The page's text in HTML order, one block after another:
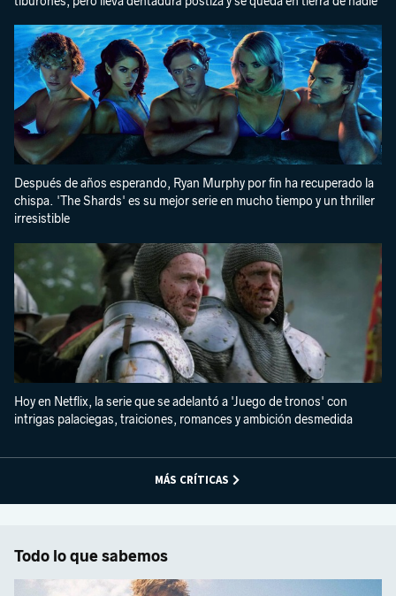
Después de años esperando, Ryan Murphy por fin ha recuperado la
chispa. 'The Shards' es su mejor serie en mucho tiempo y un thriller
irresistible
Hoy en Netflix, la serie que se adelantó a 'Juego de tronos' con
intrigas palaciegas, traiciones, romances y ambición desmedida
MÁS CRÍTICAS
Todo lo que sabemos